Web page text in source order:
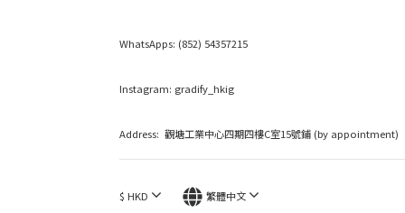
WhatsApps: (852) 54357215
Instagram: gradify_hkig
Address: 觀塘工業中心四期四樓C室15號鋪 (by appointment)
$ HKD 繁體中文